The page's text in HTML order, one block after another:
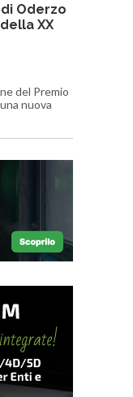
Oderzo
XX
del Premio
nuova